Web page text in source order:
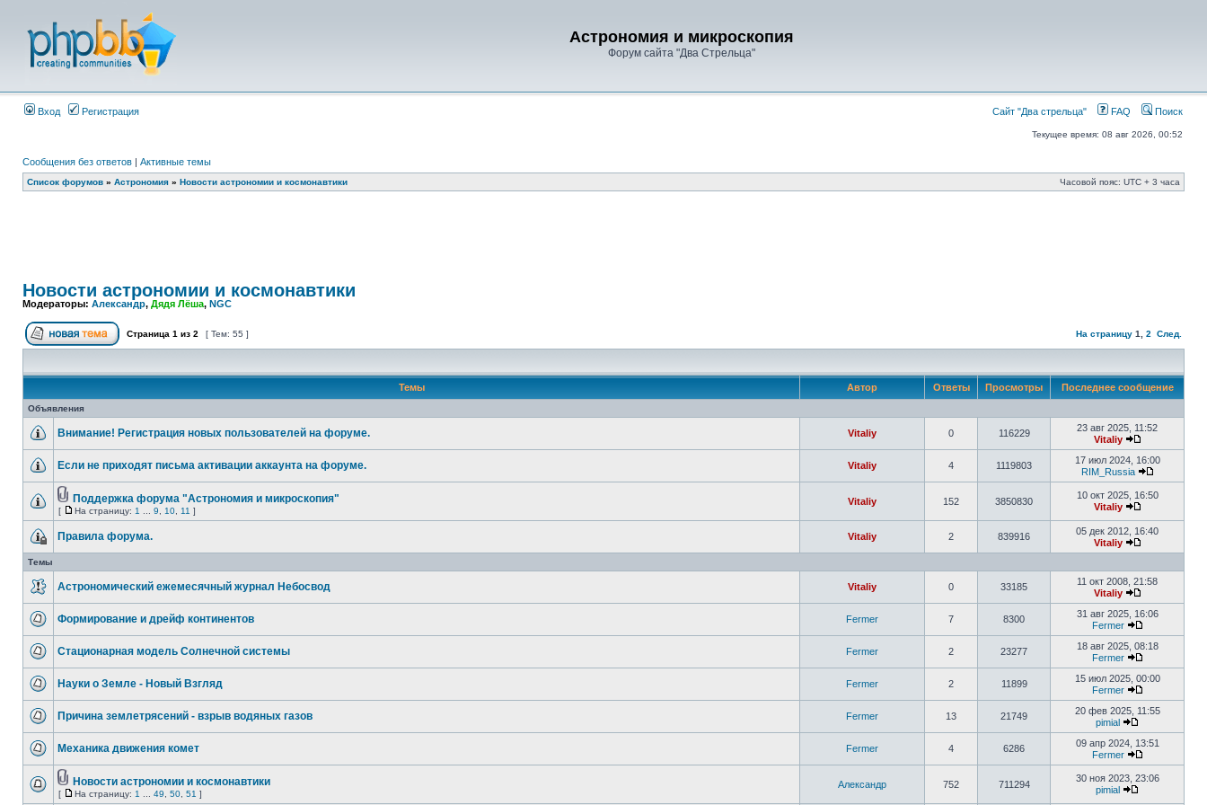
Астрономия и микроскопия
Форум сайта "Два Стрельца"
Вход Регистрация Сайт "Два стрельца" FAQ Поиск
Текущее время: 08 авг 2026, 00:52
Сообщения без ответов | Активные темы
Список форумов » Астрономия » Новости астрономии и космонавтики Часовой пояс: UTC + 3 часа
Новости астрономии и космонавтики
Модераторы: Александр, Дядя Лёша, NGC
Страница 1 из 2 [ Тем: 55 ] На страницу 1 2 След.
Темы Автор Ответы Просмотры Последнее сообщение
Объявления
Внимание! Регистрация новых пользователей на форуме. Vitaliy 0 116229
23 авг 2025, 11:52
Vitaliy
Если не приходят письма активации аккаунта на форуме. Vitaliy 4 1119803
17 июл 2024, 16:00
RIM_Russia
Поддержка форума "Астрономия и микроскопия"
[ На страницу: 1 9 10 11 ]
Vitaliy 152 3850830
10 окт 2025, 16:50
Vitaliy
Правила форума. Vitaliy 2 839916
05 дек 2012, 16:40
Vitaliy
Темы
Астрономический ежемесячный журнал Небосвод Vitaliy 0 33185
11 окт 2008, 21:58
Vitaliy
Формирование и дрейф континентов Fermer 7 8300
31 авг 2025, 16:06
Fermer
Стационарная модель Солнечной системы Fermer 2 23277
18 авг 2025, 08:18
Fermer
Науки о Земле - Новый Взгляд Fermer 2 11899
15 июл 2025, 00:00
Fermer
Причина землетрясений - взрыв водяных газов Fermer 13 21749
20 фев 2025, 11:55
pimial
Механика движения комет Fermer 4 6286
09 апр 2024, 13:51
Fermer
Новости астрономии и космонавтики
[ На страницу: 1 49 50 51 ]
Александр 752 711294
30 ноя 2023, 23:06
pimial